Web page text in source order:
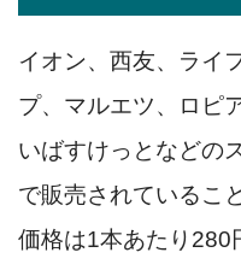
イオン、西友、ライ
プ、マルエツ、ロピ
いばすけっとなどの
で販売されているこ
価格は1本あたり280